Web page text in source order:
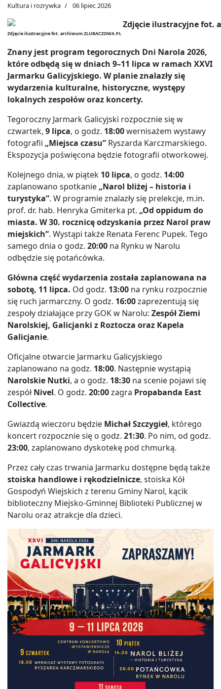
Kultura i rozrywka 06 lipiec 2026
Zdjęcie ilustracyjne fot. archiwum ZLUBACZOWA.PL
Znany jest program tegorocznych Dni Narola 2026,
które odbędą się w dniach 9–11 lipca w ramach XXVI
Jarmarku Galicyjskiego. W planie znalazły się
wydarzenia kulturalne, historyczne, występy
lokalnych zespołów oraz koncerty.
Tegoroczny Jarmark Galicyjski rozpocznie się w
czwartek, 9 lipca, o godz. 18:00wernisażem wystawy
fotografii „Miejsca czasu” Ryszarda Karczmarskiego.
Ekspozycja poświęcona będzie fotografii otworkowej.
Kolejnego dnia, w piątek 10 lipca, o godz. 14:00
zaplanowano spotkanie „Narol bliżej – historia i
turystyka”. W programie znalazły się prelekcje, m.in.
prof. dr. hab. Henryka Gmiterka pt. „Od oppidum do
miasta. W 30. rocznicę odzyskania przez Narol praw
miejskich”. Wystąpi także Renata Ferenc Pupek. Tego
samego dnia o godz. 20:00 na Rynku w Narolu
odbędzie się potańcówka.
Główna część wydarzenia została zaplanowana na
sobotę, 11 lipca. Od godz. 13:00 na rynku rozpocznie
się ruch jarmarczny. O godz. 16:00zaprezentują się
zespoły działające przy GOK w Narolu: Zespół Ziemi
Narolskiej, Galicjanki z Roztocza oraz Kapela
Galicjanie.
Oficjalne otwarcie Jarmarku Galicyjskiego
zaplanowano na godz. 18:00. Następnie wystąpią
Narolskie Nutki, a o godz. 18:30 na scenie pojawi się
zespół Nivel. O godz. 20:00zagra Propabanda East
Collective.
Gwiazdą wieczoru będzie Michał Szczygieł, którego
koncert rozpocznie się o godz. 21:30. Po nim, od godz.
23:00, zaplanowano dyskotekę pod chmurką.
Przez cały czas trwania Jarmarku dostępne będą także
stoiska handlowe i rękodzielnicze, stoiska Kół
Gospodyń Wiejskich z terenu Gminy Narol, kącik
biblioteczny Miejsko-Gminnej Biblioteki Publicznej w
Narolu oraz atrakcje dla dzieci.